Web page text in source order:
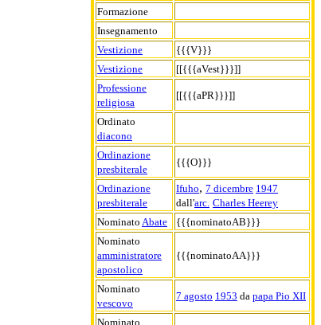
Formazione
Insegnamento
Vestizione
{{{V}}}
Vestizione
[[{{{aVest}}}]]
Professione
religiosa
[[{{{aPR}}}]]
Ordinato
diacono
Ordinazione
presbiterale
{{{O}}}
Ordinazione
presbiterale
Ifuho, 7 dicembre 1947
dall'arc. Charles Heerey
Nominato Abate
{{{nominatoAB}}}
Nominato
amministratore
apostolico
{{{nominatoAA}}}
Nominato
vescovo
7 agosto 1953 da papa Pio XII
Nominato